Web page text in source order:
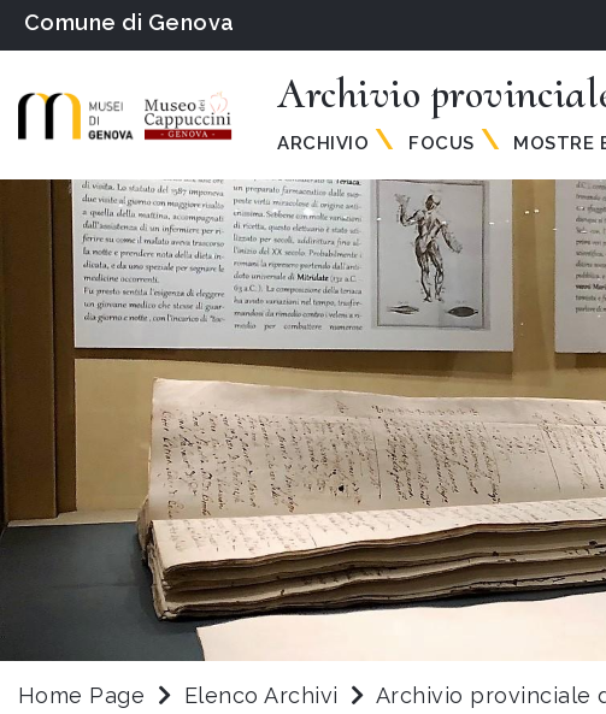
Comune di Genova
Archivio
ARCHIVIO FOCUS MOSTRE
Home Page Elenco Archivi Archivio provinciale